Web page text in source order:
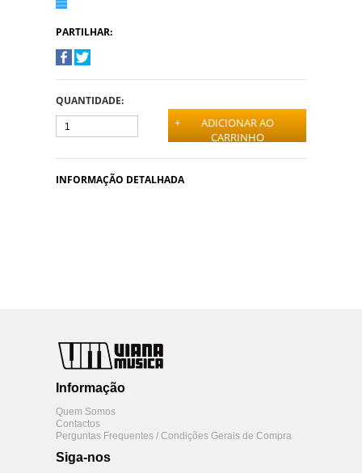
PARTILHAR:
QUANTIDADE:
+
ADICIONAR AO
CARRINHO
INFORMAÇÃO DETALHADA
Informação
Quem Somos
Contactos
Perguntas Frequentes / Condições Gerais de Compra
Siga-nos